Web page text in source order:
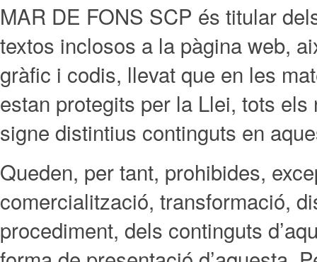
MAR DE FONS SCP és titular
textos inclosos a la pàgina web,
gràfic i codis, llevat que en les
estan protegits per la Llei, tots
signe distintius continguts en
Queden, per tant, prohibides,
comercialització, transformació,
procediment, dels continguts